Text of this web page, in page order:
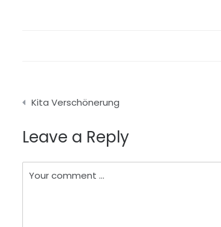
Beitragsnavigation
Kita Verschönerung
Leave a Reply